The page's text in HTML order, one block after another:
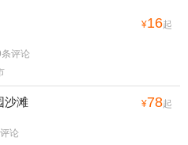
¥16起
评论
沙滩 ¥78起
论